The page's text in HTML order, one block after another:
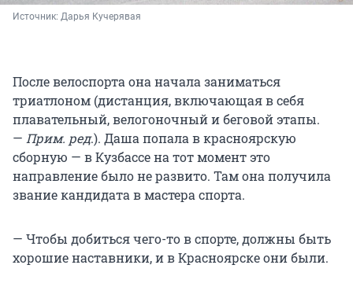
Источник: Дарья Кучерявая
После велоспорта она начала заниматься
триатлоном (дистанция, включающая в себя
плавательный, велогоночный и беговой этапы.
— Прим. ред.). Даша попала в красноярскую
сборную — в Кузбассе на тот момент это
направление было не развито. Там она получила
звание кандидата в мастера спорта.
— Чтобы добиться чего-то в спорте, должны быть
хорошие наставники, и в Красноярске они были.